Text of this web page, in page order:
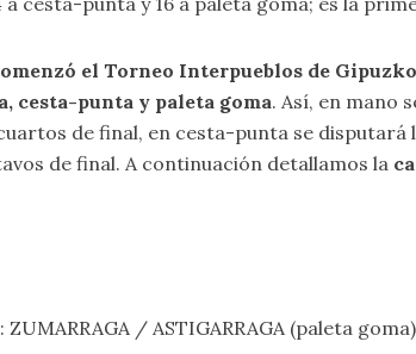
el Torneo Interpueblos de
cesta-punta y paleta goma. Así, en mano
de final, en cesta-punta se
de final. A continuación detallamos la
/ ASTIGARRAGA (paleta goma)